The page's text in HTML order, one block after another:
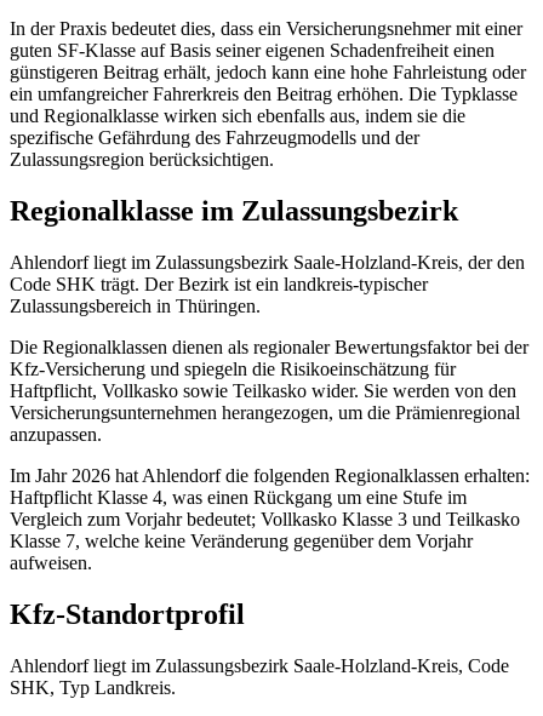
In der Praxis bedeutet dies, dass ein Versicherungsnehmer mit einer
guten SF‑Klasse auf Basis seiner eigenen Schadenfreiheit einen
günstigeren Beitrag erhält, jedoch kann eine hohe Fahrleistung oder
ein umfangreicher Fahrerkreis den Beitrag erhöhen. Die Typklasse
und Regionalklasse wirken sich ebenfalls aus, indem sie die
spezifische Gefährdung des Fahrzeugmodells und der
Zulassungsregion berücksichtigen.
Regionalklasse im Zulassungsbezirk
Ahlendorf liegt im Zulassungsbezirk Saale-Holzland-Kreis, der den
Code SHK trägt. Der Bezirk ist ein landkreis‑typischer
Zulassungsbereich in Thüringen.
Die Regionalklassen dienen als regionaler Bewertungsfaktor bei der
Kfz‑Versicherung und spiegeln die Risikoeinschätzung für
Haftpflicht, Vollkasko sowie Teilkasko wider. Sie werden von den
Versicherungsunternehmen herangezogen, um die Prämienregional
anzupassen.
Im Jahr 2026 hat Ahlendorf die folgenden Regionalklassen erhalten:
Haftpflicht Klasse 4, was einen Rückgang um eine Stufe im
Vergleich zum Vorjahr bedeutet; Vollkasko Klasse 3 und Teilkasko
Klasse 7, welche keine Veränderung gegenüber dem Vorjahr
aufweisen.
Kfz-Standortprofil
Ahlendorf liegt im Zulassungsbezirk Saale-Holzland-Kreis, Code
SHK, Typ Landkreis.